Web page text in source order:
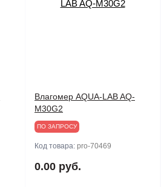
Влагомер AQUA-LAB AQ-
M30G2
ПО ЗАПРОСУ
Код товара: pro-70469
0.00 руб.